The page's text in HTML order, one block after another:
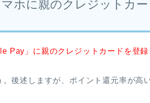
マホに親のクレジットカ
Pay」に親のクレジットカードを登録
後述しますが、ポイント還元率が高